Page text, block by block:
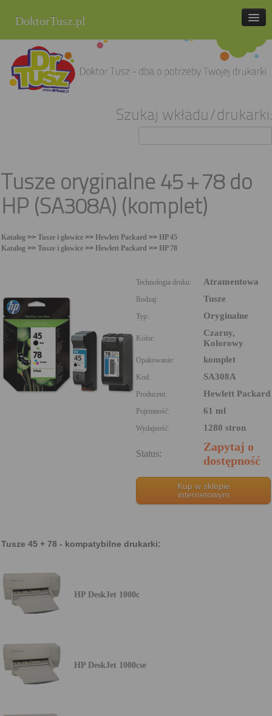
DoktorTusz.pl
tel. 857 337 337
Strona główna
Sklep internetowy
Szukaj wkładu/drukarki:
Tusze oryginalne 45 + 78 do
HP (SA308A) (komplet)
Katalog >> Tusze i głowice >> Hewlett Packard >> HP 45
Katalog >> Tusze i głowice >> Hewlett Packard >> HP 78
Technologia druku: Atramentowa
Rodzaj: Tusze
Typ: Oryginalne
Kolor:
Czarny,
Kolorowy
Opakowanie: komplet
Kod: SA308A
Producent: Hewlett Packard
Pojemność: 61 ml
Wydajność: 1280 stron
Status:
Zapytaj o
dostępność
Kup w sklepie
internetowym
Tusze 45 + 78 - kompatybilne drukarki:
HP DeskJet 1000c
HP DeskJet 1000cse